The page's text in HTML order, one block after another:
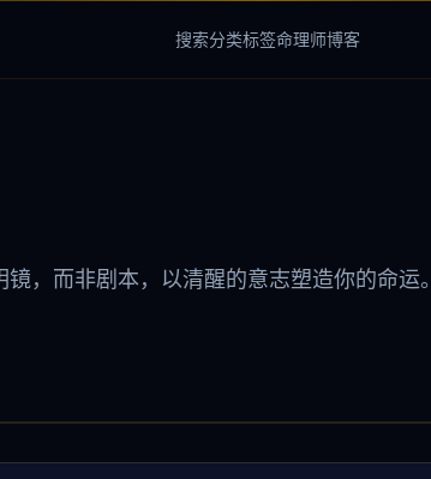
搜索分类标签命理师博客
，而非剧本，以清醒的意志塑造你的命运。